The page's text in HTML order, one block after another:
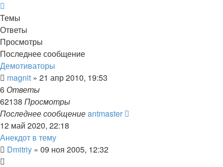
Темы
Ответы
Просмотры
Последнее сообщение
Демотиваторы
magnit » 21 апр 2010, 19:53
6 Ответы
62138 Просмотры
Последнее сообщениеantmaster
12 май 2020, 22:18
Анекдот в тему
Dmitriy » 09 ноя 2005, 12:32